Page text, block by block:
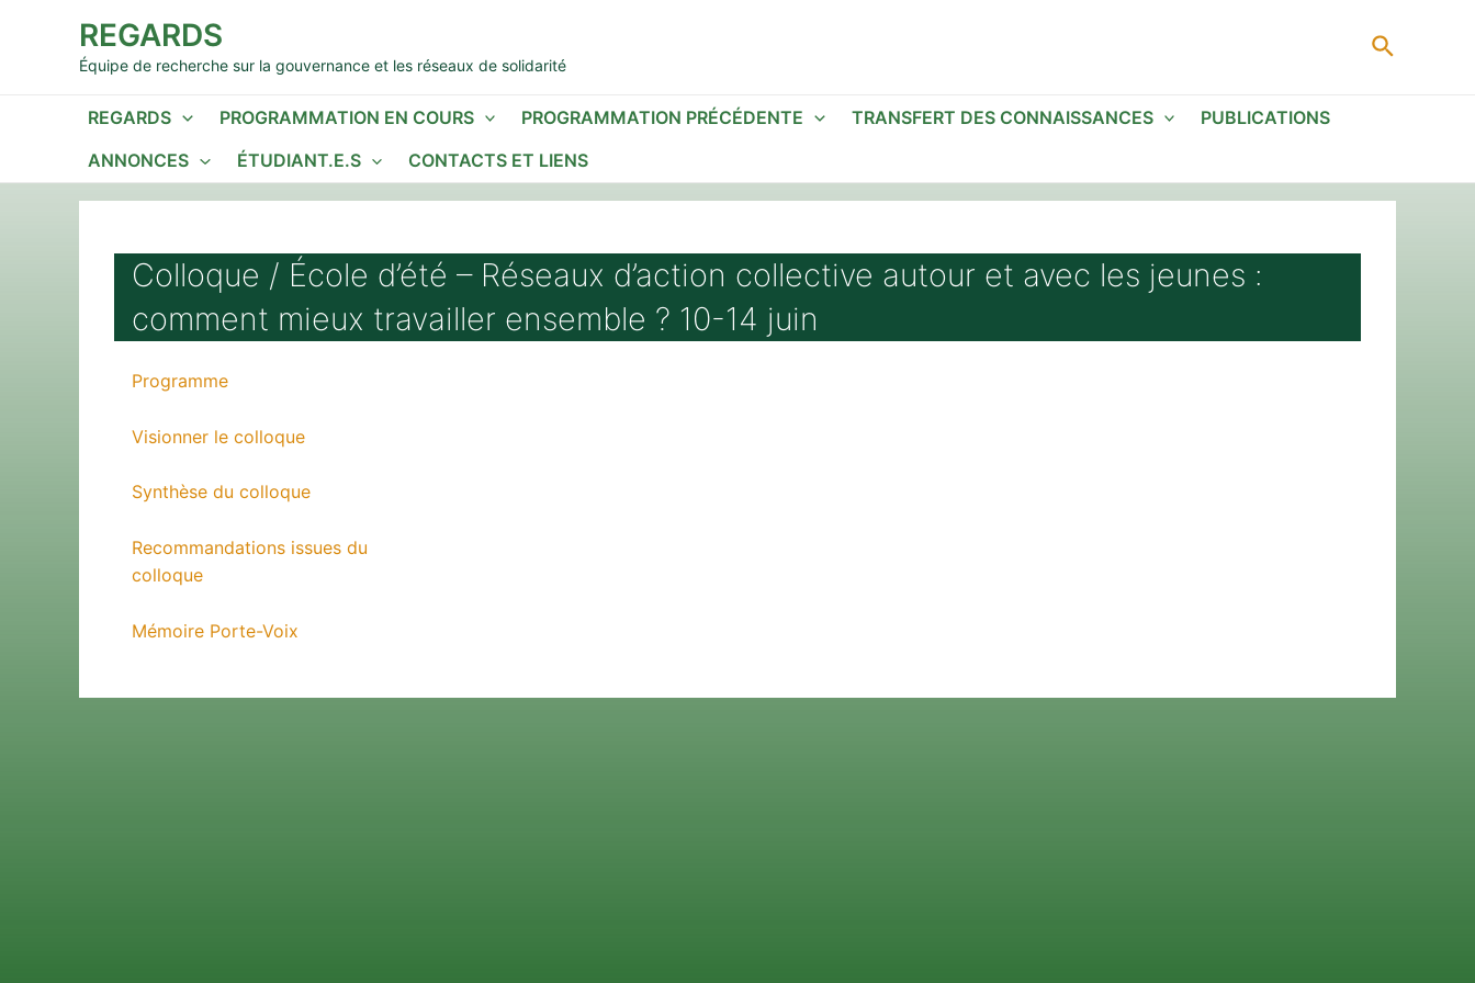
REGARDS
Équipe de recherche sur la gouvernance et les réseaux de solidarité
REGARDS PROGRAMMATION EN COURS PROGRAMMATION PRÉCÉDENTE TRANSFERT DES CONNAISSANCES
PUBLICATIONS
ANNONCES
ÉTUDIANT.E.S CONTACTS ET LIENS
Colloque / École d’été – Réseaux d’action collective autour et avec les jeunes :
comment mieux travailler ensemble ? 10-14 juin
Programme
Visionner le colloque
Synthèse du colloque
Recommandations issues du
colloque
Mémoire Porte-Voix